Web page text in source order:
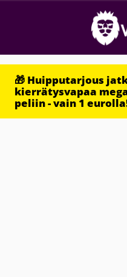
🎁 Huipputarjous
kierrätysvapaa
peliin - vain 1